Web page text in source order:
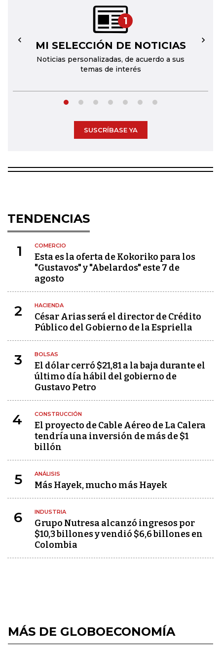
1
MI SELECCIÓN DE NOTICIAS
Noticias personalizadas, de acuerdo a sus
temas de interés
← →
SUSCRÍBASE YA
TENDENCIAS
1 COMERCIO
Esta es la oferta de Kokoriko para los
"Gustavos" y "Abelardos" este 7 de
agosto
2 HACIENDA
César Arias será el director de Crédito
Público del Gobierno de la Espriella
3 BOLSAS
El dólar cerró $21,81 a la baja durante el
último día hábil del gobierno de
Gustavo Petro
4 CONSTRUCCIÓN
El proyecto de Cable Aéreo de La Calera
tendría una inversión de más de $1
billón
5 ANÁLISIS
Más Hayek, mucho más Hayek
6 INDUSTRIA
Grupo Nutresa alcanzó ingresos por
$10,3 billones y vendió $6,6 billones en
Colombia
MÁS DE GLOBOECONOMÍA